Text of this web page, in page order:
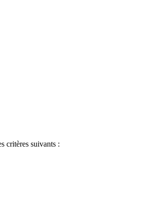
critères suivants :